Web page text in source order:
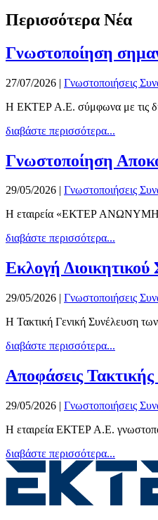
Περισσότερα Νέα
Γνωστοποίηση
27/07/2026 | Γνωστοποιήσεις
Η ΕΚΤΕΡ Α.Ε. σύμφωνα με τις
διαβάστε περισσότερα...
Γνωστοποίηση
29/05/2026 | Γνωστοποιήσεις
Η εταιρεία «EΚΤΕΡ
διαβάστε περισσότερα...
Εκλογή Διοικητικού
29/05/2026 | Γνωστοποιήσεις
Η Τακτική Γενική Συνέλευση
διαβάστε περισσότερα...
Αποφάσεις
29/05/2026 | Γνωστοποιήσεις
Η εταιρεία ΕΚΤΕΡ Α.Ε.
διαβάστε περισσότερα...